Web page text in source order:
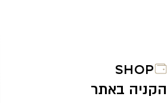
SHOP
הקניה באתר